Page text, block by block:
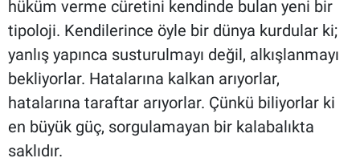
hüküm verme cüretini kendinde bulan yeni bir
tipoloji. Kendilerince öyle bir dünya kurdular ki;
yanlış yapınca susturulmayı değil, alkışlanmayı
bekliyorlar. Hatalarına kalkan arıyorlar,
hatalarına taraftar arıyorlar. Çünkü biliyorlar ki
en büyük güç, sorgulamayan bir kalabalıkta
saklıdır.